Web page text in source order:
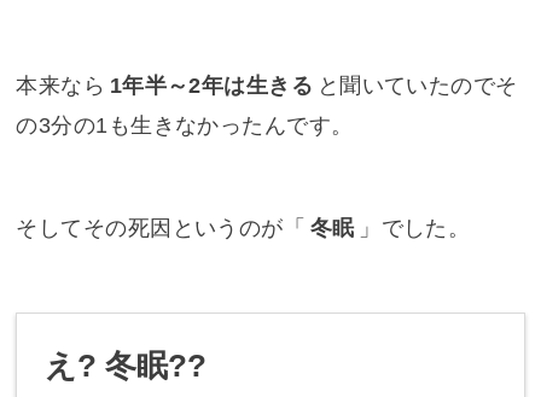
本来なら 1年半～2年は生きる と聞いていたのでそ
の3分の1も生きなかったんです。
そしてその死因というのが「 冬眠 」でした。
え? 冬眠??